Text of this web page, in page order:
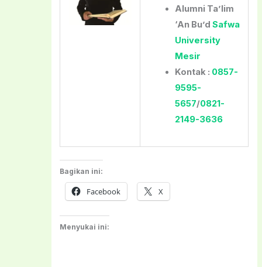
Alumni Ta’lim
‘An Bu’d Safwa
University
Mesir
Kontak : 0857-
9595-
5657/0821-
2149-3636
Bagikan ini:
Facebook X
Menyukai ini: